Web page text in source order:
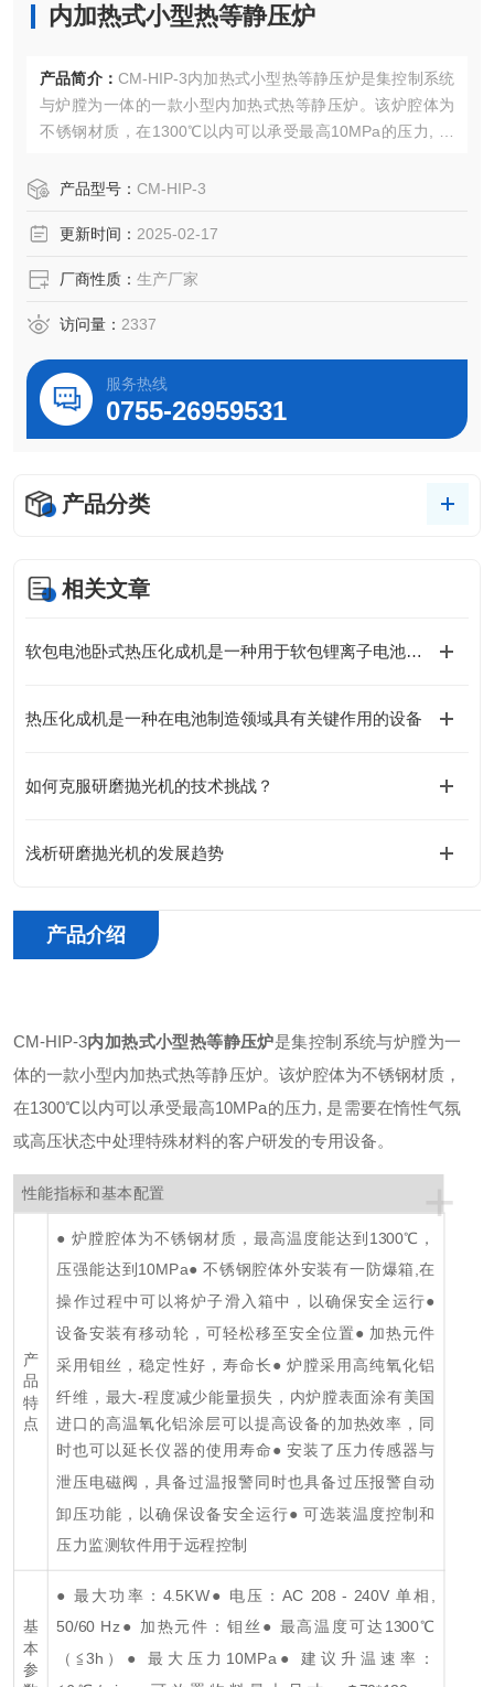
内加热式小型热等静压炉
产品简介： CM-HIP-3内加热式小型热等静压炉是集控制系统
与炉膛为一体的一款小型内加热式热等静压炉。该炉腔体为
不锈钢材质，在1300℃以内可以承受最高10MPa的压力, 是
用设备。
产品型号： CM-HIP-3
更新时间： 2025-02-17
厂商性质： 生产厂家
访问量： 2337
服务热线
0755-26959531
产品分类
相关文章
软包电池卧式热压化成机是一种用于软包锂离子电池生产的设备
热压化成机是一种在电池制造领域具有关键作用的设备
如何克服研磨抛光机的技术挑战？
浅析研磨抛光机的发展趋势
产品介绍
CM-HIP-3内加热式小型热等静压炉是集控制系统与炉膛为一
体的一款小型内加热式热等静压炉。该炉腔体为不锈钢材质，
在1300℃以内可以承受最高10MPa的压力, 是需要在惰性气氛
或高压状态中处理特殊材料的客户研发的专用设备。
+
性能指标和基本配置
产
品
特
点
● 炉膛腔体为不锈钢材质，最高温度能达到1300℃，
压强能达到10MPa● 不锈钢腔体外安装有一防爆箱,在
操作过程中可以将炉子滑入箱中，以确保安全运行●
设备安装有移动轮，可轻松移至安全位置● 加热元件
采用钼丝，稳定性好，寿命长● 炉膛采用高纯氧化铝
纤维，最大-程度减少能量损失，内炉膛表面涂有美国
进口的高温氧化铝涂层可以提高设备的加热效率，同
时也可以延长仪器的使用寿命● 安装了压力传感器与
泄压电磁阀，具备过温报警同时也具备过压报警自动
卸压功能，以确保设备安全运行● 可选装温度控制和
压力监测软件用于远程控制
基
本
参
● 最大功率：4.5KW● 电压：AC 208 - 240V 单相,
50/60 Hz● 加热元件：钼丝 ● 最高温度可达1300℃
（≦3h） ● 最大压力10MPa ● 建议升温速率：